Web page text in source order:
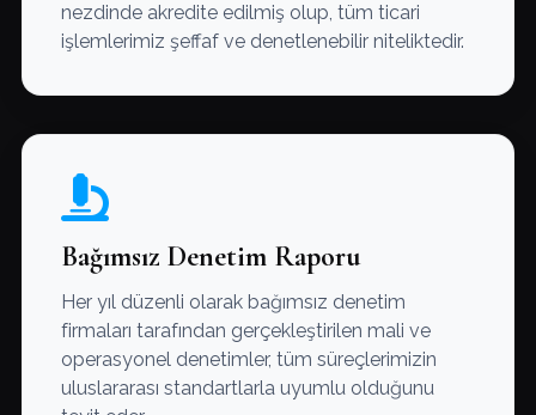
nezdinde akredite edilmiş olup, tüm ticari
işlemlerimiz şeffaf ve denetlenebilir niteliktedir.
Bağımsız Denetim Raporu
Her yıl düzenli olarak bağımsız denetim
firmaları tarafından gerçekleştirilen mali ve
operasyonel denetimler, tüm süreçlerimizin
uluslararası standartlarla uyumlu olduğunu